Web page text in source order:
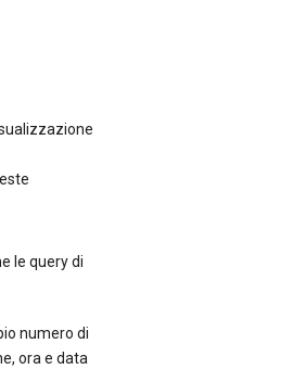
le query di
numero di
ora e data